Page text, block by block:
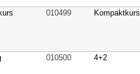
010499 Kompaktkurs
010500 4+2